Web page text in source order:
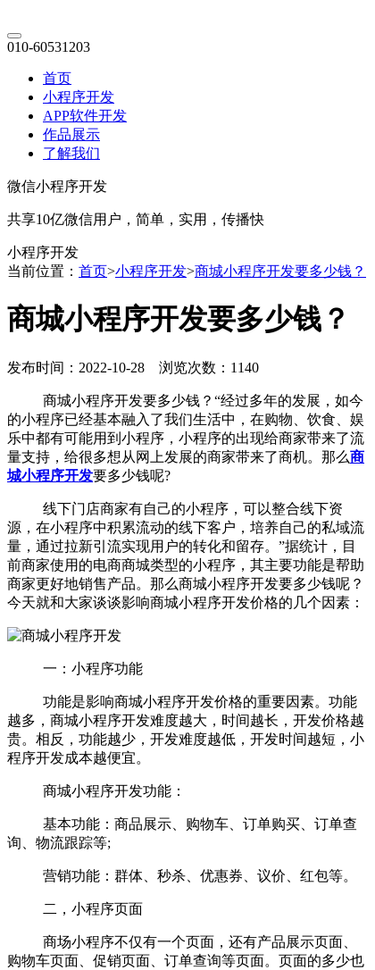
010-60531203
首页
小程序开发
APP软件开发
作品展示
了解我们
微信小程序开发
共享10亿微信用户，简单，实用，传播快
小程序开发
当前位置： 首页>小程序开发>商城小程序开发要多少钱？
商城小程序开发要多少钱？
发布时间：2022-10-28 浏览次数：1140
商城小程序开发要多少钱？“经过多年的发展，如今
的小程序已经基本融入了我们生活中，在购物、饮食、娱
乐中都有可能用到小程序，小程序的出现给商家带来了流
量支持，给很多想从网上发展的商家带来了商机。那么商
城小程序开发要多少钱呢?
线下门店商家有自己的小程序，可以整合线下资
源，在小程序中积累流动的线下客户，培养自己的私域流
量，通过拉新引流实现用户的转化和留存。”据统计，目
前商家使用的电商商城类型的小程序，其主要功能是帮助
商家更好地销售产品。那么商城小程序开发要多少钱呢？
今天就和大家谈谈影响商城小程序开发价格的几个因素：
一：小程序功能
功能是影响商城小程序开发价格的重要因素。功能
越多，商城小程序开发难度越大，时间越长，开发价格越
贵。相反，功能越少，开发难度越低，开发时间越短，小
程序开发成本越便宜。
商城小程序开发功能：
基本功能：商品展示、购物车、订单购买、订单查
询、物流跟踪等;
营销功能：群体、秒杀、优惠券、议价、红包等。
二，小程序页面
商场小程序不仅有一个页面，还有产品展示页面、
购物车页面、促销页面、订单查询等页面。页面的多少也